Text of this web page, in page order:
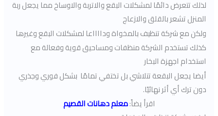
لذلك تتعرض دائمًا لمشكلات البقع والاتربة والاوساخ مما يجعل ربة
المنزل تشعر بالقلق والازعاج
ولكن مع شركة تنظيف بالمخواة ودااااعا لمشكلات البقع وغيرها
كذلك تستخدم الشركة منظفات ومساحيق قوية وفعالة مع
استخدام اجهزة البخار
أيضا يجعل البقعة تتلاشي بل تختفي تمامًا بشكل فوري وجذري
دون ترك أي أثر نهائيًا.
اقرأ يضاً:معلم دهانات القصيم